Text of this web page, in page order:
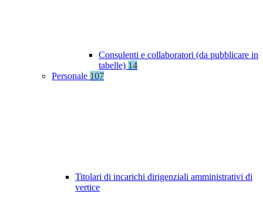
Consulenti e collaboratori (da pubblicare in
tabelle) 14
Personale 107
Titolari di incarichi dirigenziali amministrativi di
vertice